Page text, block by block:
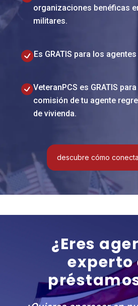
organizaciones benéficas
militares.
Es GRATIS para los
VeteranPCS es GRATIS
comisión de tu agente
de vivienda.
descubre cómo
¿Eres
experto